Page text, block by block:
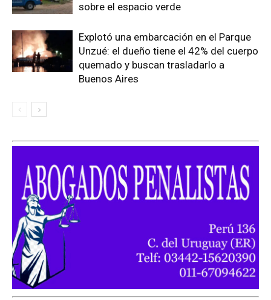
sobre el espacio verde
Explotó una embarcación en el Parque
Unzué: el dueño tiene el 42% del cuerpo
quemado y buscan trasladarlo a
Buenos Aires